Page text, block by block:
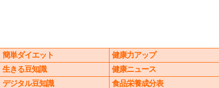
簡単ダイエット
健康力アップ
生きる豆知識
健康ニュース
デジタル豆知識
食品栄養成分表